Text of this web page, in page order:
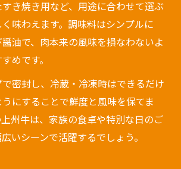
き焼き用など、用途に合わせて選ぶ
味わえます。調味料はシンプルに
油で、肉本来の風味を損なわないよ
めです。
密封し、冷蔵・冷凍時はできるだけ
にすることで鮮度と風味を保てま
州牛は、家族の食卓や特別な日のご
いシーンで活躍するでしょう。